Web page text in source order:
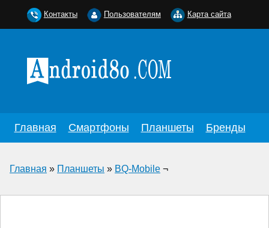
Главная Смартфоны Планшеты Бренды
Главная » Планшеты » BQ-Mobile ¬
Контакты Пользователям Карта сайта